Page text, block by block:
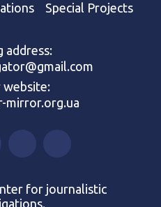
Special Projects
address:
mirror.org.ua
for journalistic